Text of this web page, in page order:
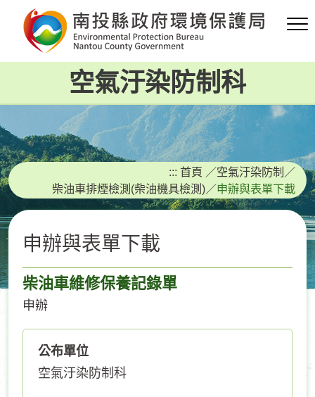
要
容
區
塊
空氣汙染防制科
::: 首頁 ／空氣汙染防制 ／
柴油車排煙檢測(柴油機具檢測)／申辦與表單下載
申辦與表單下載
柴油車維修保養記錄單
申辦
公布單位
空氣汙染防制科